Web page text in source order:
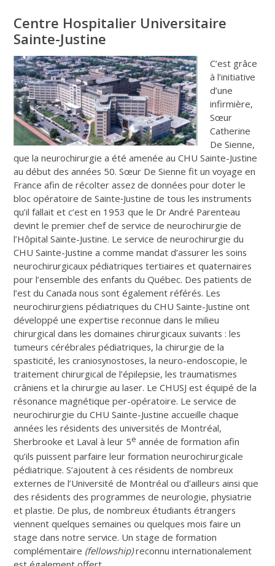
Centre Hospitalier Universitaire
Sainte-Justine
C’est grâce
à l’initiative
d’une
infirmière,
Sœur
Catherine
De Sienne,
que la neurochirurgie a été amenée au CHU Sainte-Justine
au début des années 50. Sœur De Sienne fit un voyage en
France afin de récolter assez de données pour doter le
bloc opératoire de Sainte‑Justine de tous les instruments
qu’il fallait et c’est en 1953 que le Dr André Parenteau
devint le premier chef de service de neurochirurgie de
l’Hôpital Sainte-Justine. Le service de neurochirurgie du
CHU Sainte-Justine a comme mandat d’assurer les soins
neurochirurgicaux pédiatriques tertiaires et quaternaires
pour l’ensemble des enfants du Québec. Des patients de
l’est du Canada nous sont également référés. Les
neurochirurgiens pédiatriques du CHU Sainte-Justine ont
développé une expertise reconnue dans le milieu
chirurgical dans les domaines chirurgicaux suivants : les
tumeurs cérébrales pédiatriques, la chirurgie de la
spasticité, les craniosynostoses, la neuro-endoscopie, le
traitement chirurgical de l’épilepsie, les traumatismes
crâniens et la chirurgie au laser. Le CHUSJ est équipé de la
résonance magnétique per-opératoire. Le service de
neurochirurgie du CHU Sainte-Justine accueille chaque
années les résidents des universités de Montréal,
Sherbrooke et Laval à leur 5e année de formation afin
qu’ils puissent parfaire leur formation neurochirurgicale
pédiatrique. S’ajoutent à ces résidents de nombreux
externes de l’Université de Montréal ou d’ailleurs ainsi que
des résidents des programmes de neurologie, physiatrie
et plastie. De plus, de nombreux étudiants étrangers
viennent quelques semaines ou quelques mois faire un
stage dans notre service. Un stage de formation
complémentaire (fellowship)reconnu internationalement